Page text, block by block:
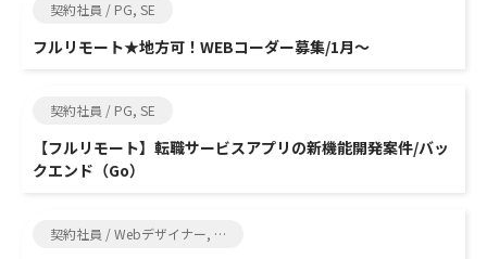
契約社員 / PG, SE
フルリモート★地方可！WEBコーダー募集/1月～
契約社員 / PG, SE
【フルリモート】転職サービスアプリの新機能開発案件/バッ
クエンド（Go）
契約社員 / Webデザイナー, SE